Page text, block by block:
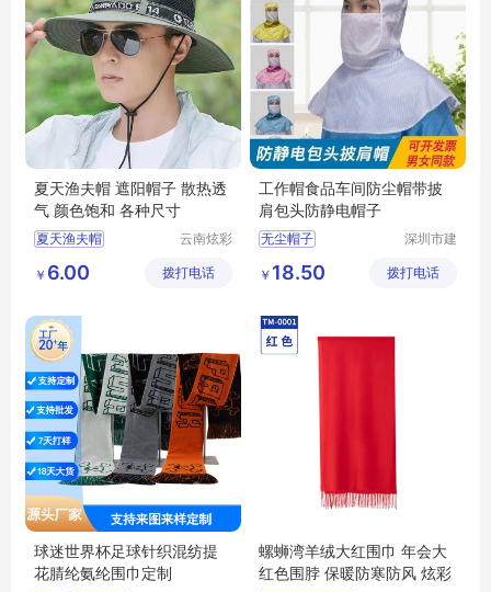
夏天渔夫帽 遮阳帽子 散热透
气 颜色饱和 各种尺寸
夏天渔夫帽
遮阳帽子
遮阳帽子价格
云南炫彩
公司
￥ 6.00 拨打电话
工作帽食品车间防尘帽带披
肩包头防静电帽子
无尘帽子
防静电帽子
深圳市建
展有限公
￥ 18.50 拨打电话
球迷世界杯足球针织混纺提
花腈纶氨纶围巾定制
螺蛳湾羊绒大红围巾 年会大
红色围脖 保暖防寒防风 炫彩